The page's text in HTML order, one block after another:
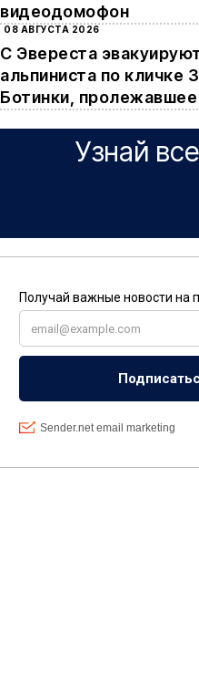
видеодомофон
08 АВГУСТА 2026
С Эвереста
альпиниста по кличке
Ботинки,
Узнай